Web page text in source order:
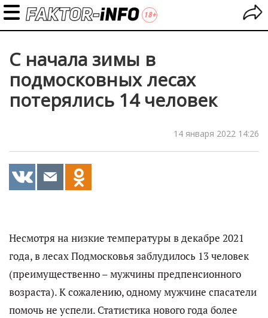
С начала зимы в
подмосковных лесах
потерялись 14 человек
14 января 2022 14:26
Несмотря на низкие температуры в декабре 2021
года, в лесах Подмосковья заблудилось 13 человек
(преимущественно – мужчины предпенсионного
возраста). К сожалению, одному мужчине спасатели
помочь не успели. Статистика нового года более